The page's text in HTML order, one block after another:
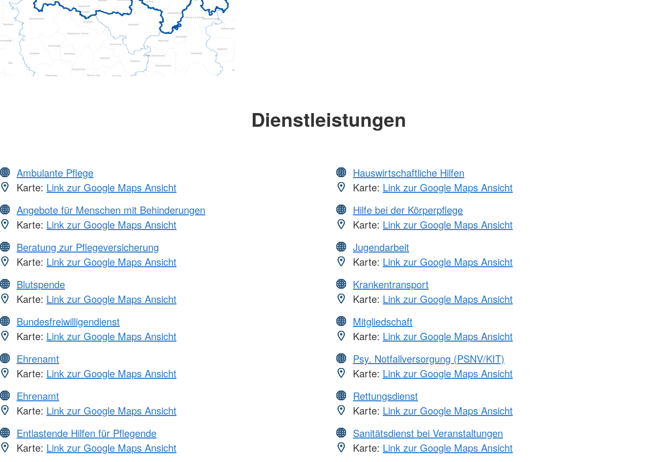
Dienstleistungen
Ambulante Pflege
Karte: Link zur Google Maps Ansicht
Angebote für Menschen mit Behinderungen
Karte: Link zur Google Maps Ansicht
Beratung zur Pflegeversicherung
Karte: Link zur Google Maps Ansicht
Blutspende
Karte: Link zur Google Maps Ansicht
Bundesfreiwilligendienst
Karte: Link zur Google Maps Ansicht
Ehrenamt
Karte: Link zur Google Maps Ansicht
Ehrenamt
Karte: Link zur Google Maps Ansicht
Entlastende Hilfen für Pflegende
Karte: Link zur Google Maps Ansicht
Hauswirtschaftliche Hilfen
Karte: Link zur Google Maps Ansicht
Hilfe bei der Körperpflege
Karte: Link zur Google Maps Ansicht
Jugendarbeit
Karte: Link zur Google Maps Ansicht
Krankentransport
Karte: Link zur Google Maps Ansicht
Mitgliedschaft
Karte: Link zur Google Maps Ansicht
Psy. Notfallversorgung (PSNV/KIT)
Karte: Link zur Google Maps Ansicht
Rettungsdienst
Karte: Link zur Google Maps Ansicht
Sanitätsdienst bei Veranstaltungen
Karte: Link zur Google Maps Ansicht